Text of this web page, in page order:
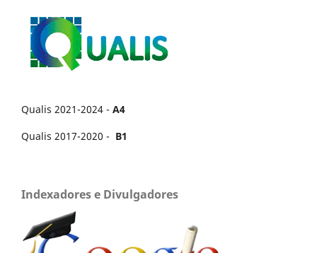
Qualis 2021-2024 - A4
Qualis 2017-2020 - B1
Indexadores e Divulgadores